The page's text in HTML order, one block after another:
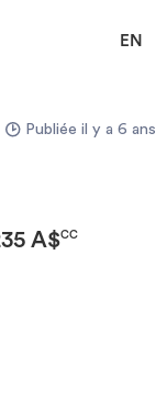
EN
Publiée il y a 6 ans
A$CC